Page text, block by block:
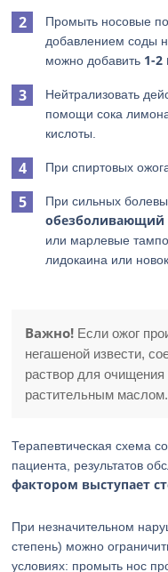
Промыть носовые
добавлением соды
можно добавить 1-
Нейтрализовать
помощи сока
кислоты.
При спиртовых
При сильных
обезболивающий
или марлевые
лидокаина или
Важно! Если ожог
негашеной извести,
раствор для
растительным маслом.
Терапевтическая схема
пациента, результатов
фактором выступает
При незначительном
степень) можно
условиях: промыть нос